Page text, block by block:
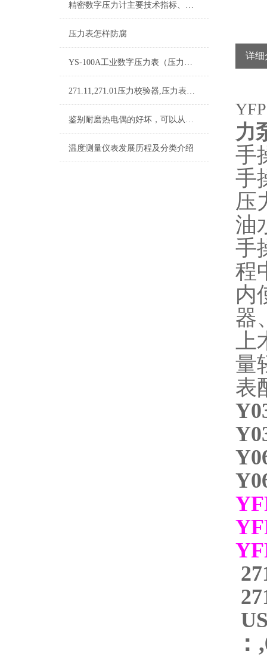
精密数字压力计主要技术指标、使用温度及用途
压力表怎样防腐
YS-100A工业数字压力表（压力变送器）
271.11,271.01压力校验器,压力表校验器
鉴别耐磨热电偶的好坏，可以从这五个点入手
温度测量仪表发展历程及分类介绍
详细
力
手
手
压
油
手
程
内
器
上
量
表